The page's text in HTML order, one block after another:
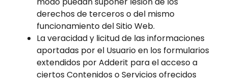
derechos de terceros o del mismo
funcionamiento del Sitio Web.
La veracidad y licitud de las informaciones
aportadas por el Usuario en los formularios
extendidos por Adderit para el acceso a
ciertos Contenidos o Servicios ofrecidos